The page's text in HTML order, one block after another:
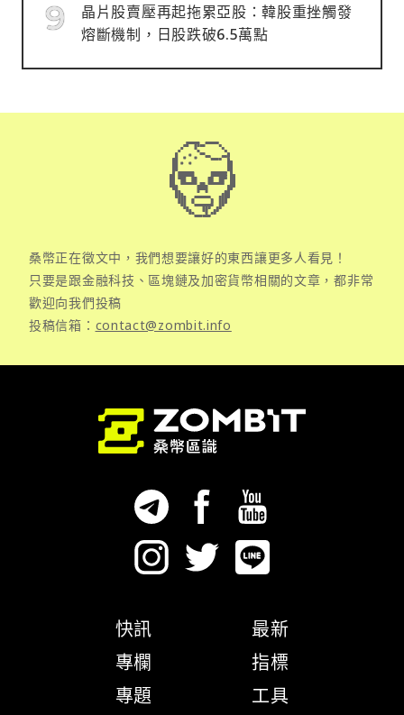
晶片股賣壓再起拖累亞股：韓股重挫觸發
熔斷機制，日股跌破6.5萬點
桑幣正在徵文中，我們想要讓好的東西讓更多人看見！
只要是跟金融科技、區塊鏈及加密貨幣相關的文章，都非常
歡迎向我們投稿
投稿信箱： contact@zombit.info
快訊
專欄
專題
最新
指標
工具